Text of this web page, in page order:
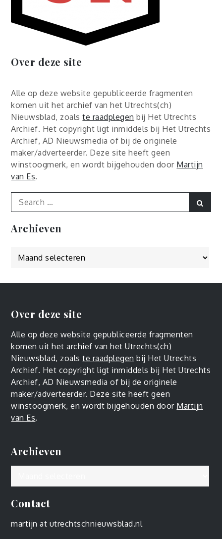
Over deze site
Alle op deze website gepubliceerde fragmenten
komen uit het archief van het Utrechts(ch)
Nieuwsblad, zoalste raadplegen bij Het Utrechts
Archief. Het copyright ligt inmiddels bij Het Utrechts
Archief, AD Nieuwsmedia of bij de originele
maker/adverteerder. Deze site heeft geen
winstoogmerk, en wordt bijgehouden door Martijn
van Es.
Search
for:
Archieven
Over deze site
Alle op deze website gepubliceerde fragmenten
komen uit het archief van het Utrechts(ch)
Nieuwsblad, zoalste raadplegen bij Het Utrechts
Archief. Het copyright ligt inmiddels bij Het Utrechts
Archief, AD Nieuwsmedia of bij de originele
maker/adverteerder. Deze site heeft geen
winstoogmerk, en wordt bijgehouden door Martijn
van Es.
Archieven
Contact
martijn at utrechtschnieuwsblad.nl